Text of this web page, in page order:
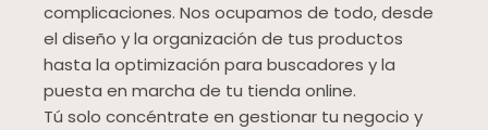
complicaciones. Nos ocupamos de todo, desde
el diseño y la organización de tus productos
hasta la optimización para buscadores y la
puesta en marcha de tu tienda online.
Tú solo concéntrate en gestionar tu negocio y